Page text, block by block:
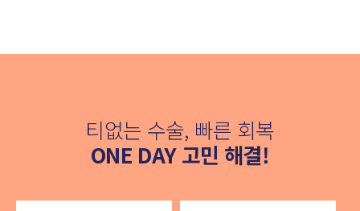
티없는 수술, 빠른 회복
ONE DAY 고민 해결!